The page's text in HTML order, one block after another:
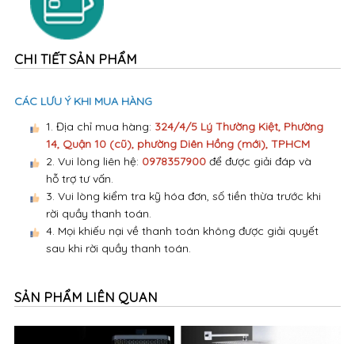
CHI TIẾT SẢN PHẨM
CÁC LƯU Ý KHI MUA HÀNG
1. Địa chỉ mua hàng: 324/4/5 Lý Thường Kiệt, Phường
14, Quận 10 (cũ), phường Diên Hồng (mới), TPHCM
2. Vui lòng liên hệ: 0978357900để được giải đáp và
hỗ trợ tư vấn.
3. Vui lòng kiểm tra kỹ hóa đơn, số tiền thừa trước khi
rời quầy thanh toán.
4. Mọi khiếu nại về thanh toán không được giải quyết
sau khi rời quầy thanh toán.
SẢN PHẨM LIÊN QUAN